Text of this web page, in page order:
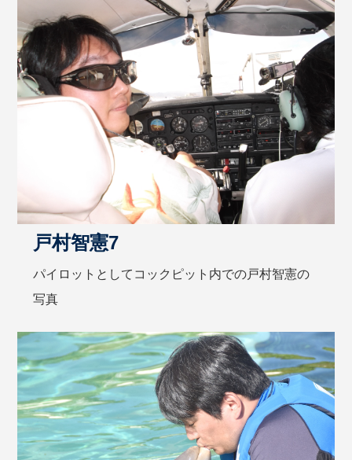
戸村智憲7
パイロットとしてコックピット内での戸村智憲の
写真